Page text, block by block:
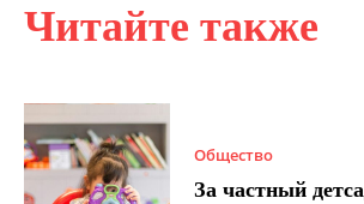
Читайте также
Общество
За частный